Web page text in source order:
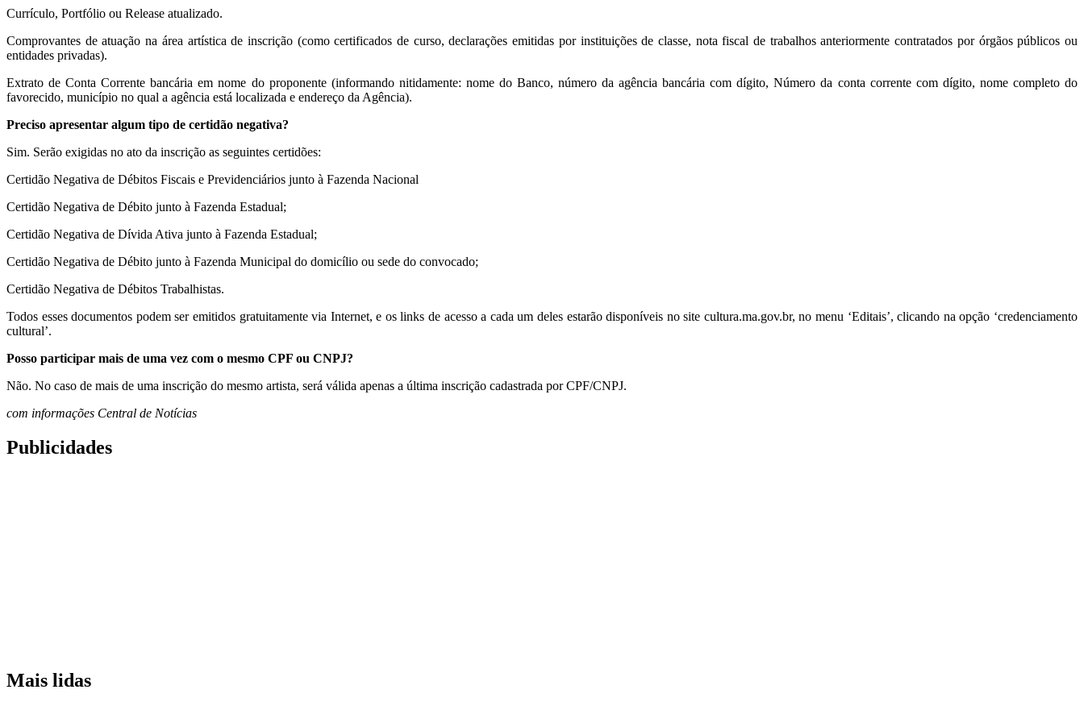
Currículo, Portfólio ou Release atualizado.
Comprovantes de atuação na área artística de inscrição (como certificados de curso, declarações emitidas por instituições de classe, nota fiscal de trabalhos anteriormente contratados por órgãos públicos ou
entidades privadas).
Extrato de Conta Corrente bancária em nome do proponente (informando nitidamente: nome do Banco, número da agência bancária com dígito, Número da conta corrente com dígito, nome completo do
favorecido, município no qual a agência está localizada e endereço da Agência).
Preciso apresentar algum tipo de certidão negativa?
Sim. Serão exigidas no ato da inscrição as seguintes certidões:
Certidão Negativa de Débitos Fiscais e Previdenciários junto à Fazenda Nacional
Certidão Negativa de Débito junto à Fazenda Estadual;
Certidão Negativa de Dívida Ativa junto à Fazenda Estadual;
Certidão Negativa de Débito junto à Fazenda Municipal do domicílio ou sede do convocado;
Certidão Negativa de Débitos Trabalhistas.
Todos esses documentos podem ser emitidos gratuitamente via Internet, e os links de acesso a cada um deles estarão disponíveis no site cultura.ma.gov.br, no menu ‘Editais’, clicando na opção ‘credenciamento
cultural’.
Posso participar mais de uma vez com o mesmo CPF ou CNPJ?
Não. No caso de mais de uma inscrição do mesmo artista, será válida apenas a última inscrição cadastrada por CPF/CNPJ.
com informações Central de Notícias
Publicidades
Mais lidas